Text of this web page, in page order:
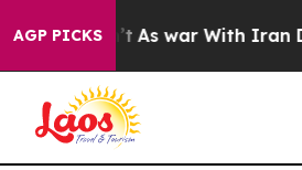
AGP PICKS
As war With Iran Drove oil